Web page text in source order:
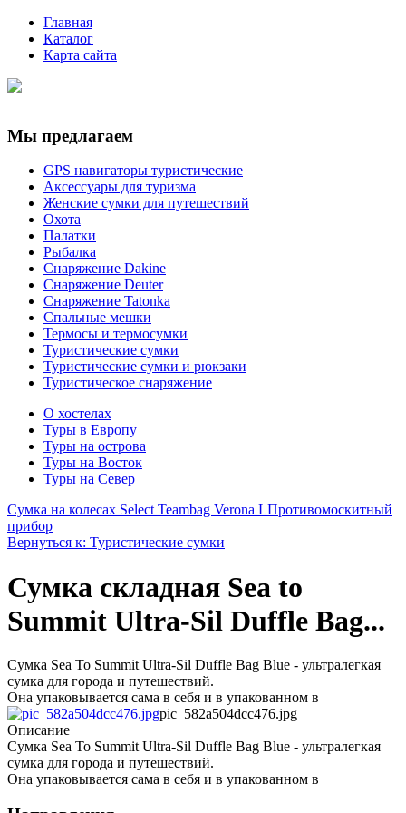
Главная
Каталог
Карта сайта
Мы предлагаем
GPS навигаторы туристические
Аксессуары для туризма
Женские сумки для путешествий
Охота
Палатки
Рыбалка
Снаряжение Dakine
Снаряжение Deuter
Снаряжение Tatonka
Спальные мешки
Термосы и термосумки
Туристические сумки
Туристические сумки и рюкзаки
Туристическое снаряжение
О хостелах
Туры в Европу
Туры на острова
Туры на Восток
Туры на Север
Сумка на колесах Select Teambag Verona LПротивомоскитный
прибор
Вернуться к: Туристические сумки
Сумка складная Sea to
Summit Ultra-Sil Duffle Bag...
Сумка Sea To Summit Ultra-Sil Duffle Bag Blue - ультралегкая
сумка для города и путешествий.
Она упаковывается сама в себя и в упакованном в
pic_582a504dcc476.jpg
Описание
Сумка Sea To Summit Ultra-Sil Duffle Bag Blue - ультралегкая
сумка для города и путешествий.
Она упаковывается сама в себя и в упакованном в